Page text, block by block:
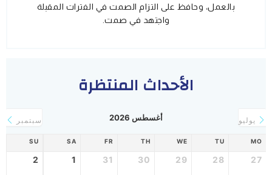
بالعمل، وحافظ على التزام الصمت في الفترات المقبلة
واجتهد في صمت.
الأحداث المنتظرة
يوليو أغسطس 2026 سبتمبر
MO
TU
WE
TH
FR
SA
SU
27
28
29
30
31
1
2